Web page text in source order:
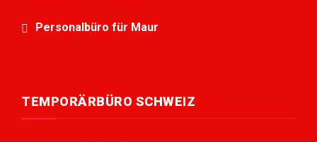
Personalbüro für Maur
TEMPORÄRBÜRO SCHWEIZ